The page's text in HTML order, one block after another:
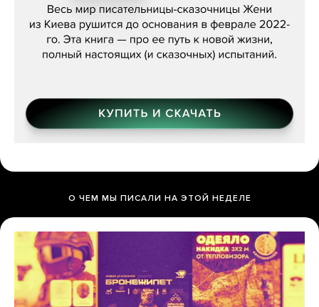
О ЧЕМ МЫ ПИСАЛИ НА ЭТОЙ НЕДЕЛЕ